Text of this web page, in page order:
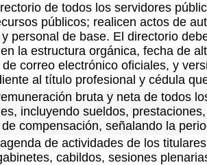
de todos los servidores
públicos; realicen actos de
personal de base. El directorio
la estructura orgánica, fecha de
correo electrónico oficiales, y
al título profesional y cédula
bruta y neta de todos
incluyendo sueldos,
compensación, señalando la
de actividades de los
cabildos, sesiones